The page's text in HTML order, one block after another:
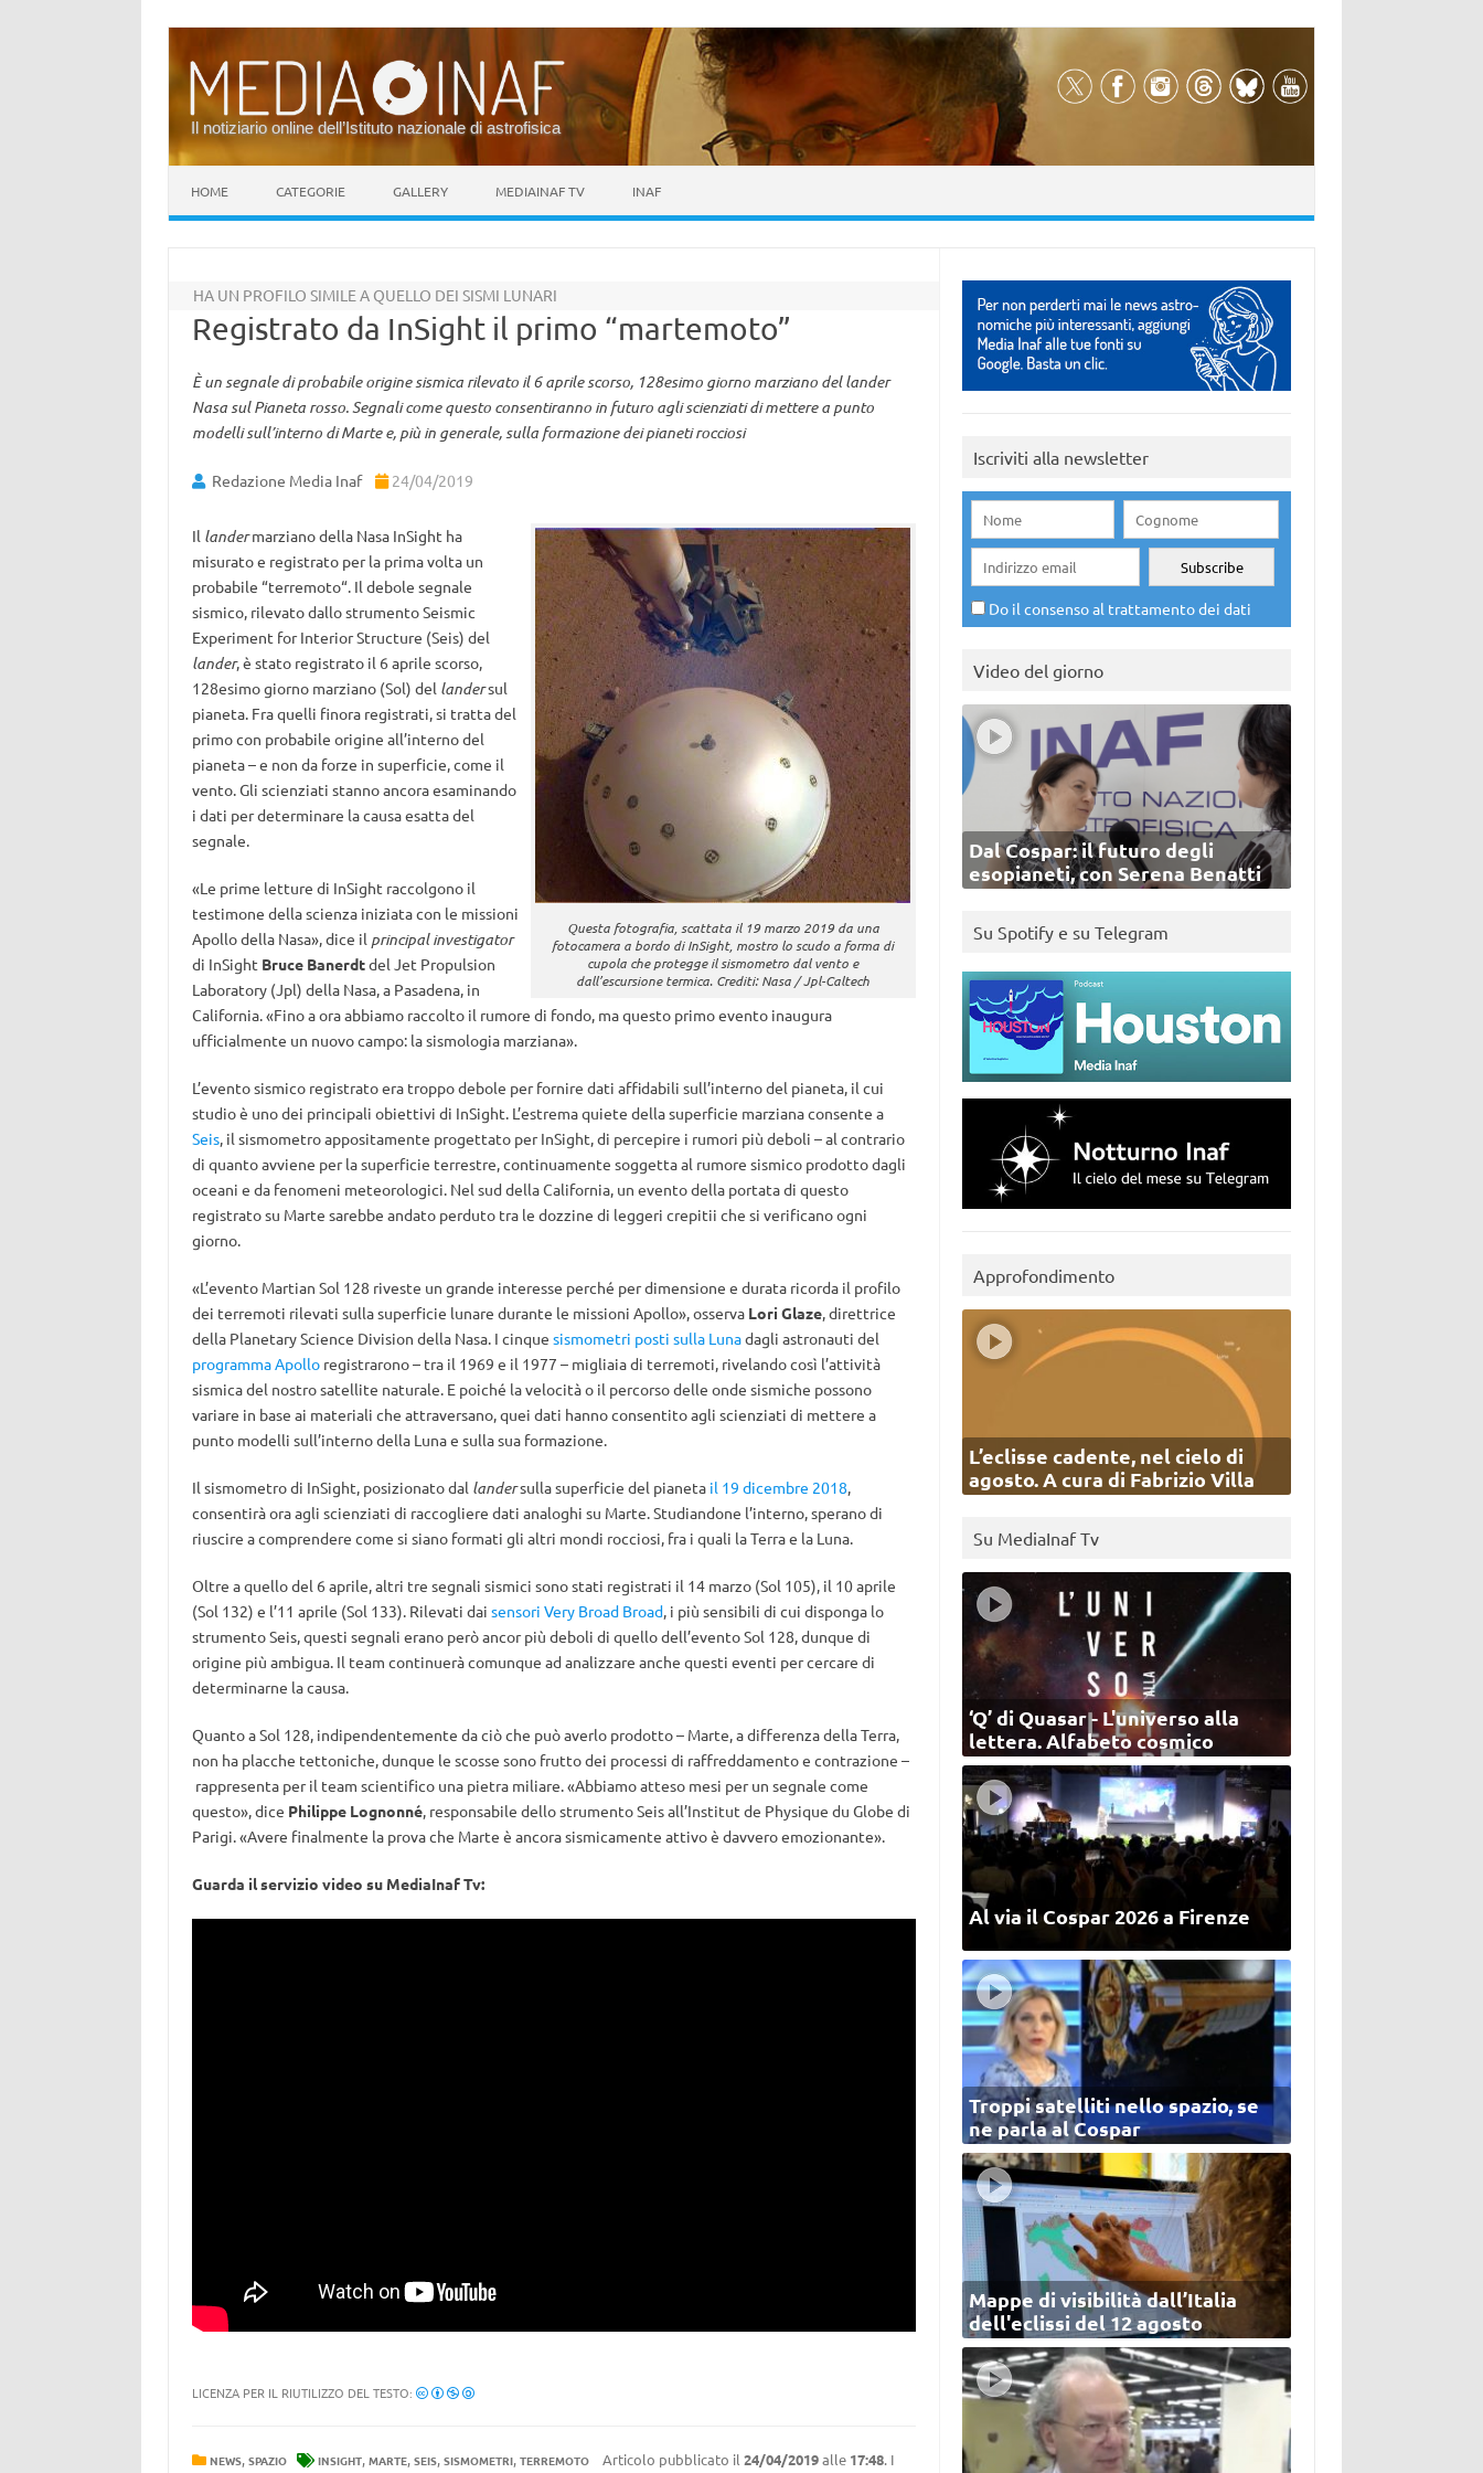
Il notiziario online dell’Istituto nazionale di astrofisica
HOME CATEGORIE GALLERY MEDIAINAF TV INAF
HA UN PROFILO SIMILE A QUELLO DEI SISMI LUNARI
Registrato da InSight il primo “martemoto”
È un segnale di probabile origine sismica rilevato il 6 aprile scorso, 128esimo giorno marziano del lander
Nasa sul Pianeta rosso. Segnali come questo consentiranno in futuro agli scienziati di mettere a punto
modelli sull’interno di Marte e, più in generale, sulla formazione dei pianeti rocciosi
Redazione Media Inaf 24/04/2019
Questa fotografia, scattata il 19 marzo 2019 da una
fotocamera a bordo di InSight, mostro lo scudo a forma di
cupola che protegge il sismometro dal vento e
dall’escursione termica. Crediti: Nasa / Jpl-Caltech
Il landermarziano della Nasa InSight ha
misurato e registrato per la prima volta un
probabile “terremoto“. Il debole segnale
sismico, rilevato dallo strumento Seismic
Experiment for Interior Structure (Seis) del
lander, è stato registrato il 6 aprile scorso,
128esimo giorno marziano (Sol) del landersul
pianeta. Fra quelli finora registrati, si tratta del
primo con probabile origine all’interno del
pianeta – e non da forze in superficie, come il
vento. Gli scienziati stanno ancora esaminando
i dati per determinare la causa esatta del
segnale.
«Le prime letture di InSight raccolgono il
testimone della scienza iniziata con le missioni
Apollo della Nasa», dice il principal investigator
di InSight Bruce Banerdtdel Jet Propulsion
Laboratory (Jpl) della Nasa, a Pasadena, in
California. «Fino a ora abbiamo raccolto il rumore di fondo, ma questo primo evento inaugura
ufficialmente un nuovo campo: la sismologia marziana».
L’evento sismico registrato era troppo debole per fornire dati affidabili sull’interno del pianeta, il cui
studio è uno dei principali obiettivi di InSight. L’estrema quiete della superficie marziana consente a
Seis, il sismometro appositamente progettato per InSight, di percepire i rumori più deboli – al contrario
di quanto avviene per la superficie terrestre, continuamente soggetta al rumore sismico prodotto dagli
oceani e da fenomeni meteorologici. Nel sud della California, un evento della portata di questo
registrato su Marte sarebbe andato perduto tra le dozzine di leggeri crepitii che si verificano ogni
giorno.
«L’evento Martian Sol 128 riveste un grande interesse perché per dimensione e durata ricorda il profilo
dei terremoti rilevati sulla superficie lunare durante le missioni Apollo», osserva Lori Glaze, direttrice
della Planetary Science Division della Nasa. I cinque sismometri posti sulla Lunadagli astronauti del
programma Apolloregistrarono – tra il 1969 e il 1977 – migliaia di terremoti, rivelando così l’attività
sismica del nostro satellite naturale. E poiché la velocità o il percorso delle onde sismiche possono
variare in base ai materiali che attraversano, quei dati hanno consentito agli scienziati di mettere a
punto modelli sull’interno della Luna e sulla sua formazione.
Il sismometro di InSight, posizionato dal landersulla superficie del pianeta il 19 dicembre 2018,
consentirà ora agli scienziati di raccogliere dati analoghi su Marte. Studiandone l’interno, sperano di
riuscire a comprendere come si siano formati gli altri mondi rocciosi, fra i quali la Terra e la Luna.
Oltre a quello del 6 aprile, altri tre segnali sismici sono stati registrati il ​​14 marzo (Sol 105), il 10 aprile
(Sol 132) e l’11 aprile (Sol 133). Rilevati dai sensori Very Broad Broad, i più sensibili di cui disponga lo
strumento Seis, questi segnali erano però ancor più deboli di quello dell’evento Sol 128, dunque di
origine più ambigua. Il team continuerà comunque ad analizzare anche questi eventi per cercare di
determinarne la causa.
Quanto a Sol 128, indipendentemente da ciò che può averlo prodotto – Marte, a differenza della Terra,
non ha placche tettoniche, dunque le scosse sono frutto dei processi di raffreddamento e contrazione –
rappresenta per il team scientifico una pietra miliare. «Abbiamo atteso mesi per un segnale come
questo», dice Philippe Lognonné, responsabile dello strumento Seis all’Institut de Physique du Globe di
Parigi. «Avere finalmente la prova che Marte è ancora sismicamente attivo è davvero emozionante».
Guarda il servizio video su MediaInaf Tv:
LICENZA PER IL RIUTILIZZO DEL TESTO:
NEWS, SPAZIO INSIGHT, MARTE, SEIS, SISMOMETRI, TERREMOTO Articolo pubblicato il 24/04/2019alle 17:48. I
Iscriviti alla newsletter
Do il consenso al trattamento dei dati
Video del giorno
Dal Cospar: il futuro degli
esopianeti, con Serena Benatti
Su Spotify e su Telegram
Approfondimento
L’eclisse cadente, nel cielo di
agosto. A cura di Fabrizio Villa
Su MediaInaf Tv
‘Q’ di Quasar - L'universo alla
lettera. Alfabeto cosmico
Al via il Cospar 2026 a Firenze
Troppi satelliti nello spazio, se
ne parla al Cospar
Mappe di visibilità dall’Italia
dell'eclissi del 12 agosto